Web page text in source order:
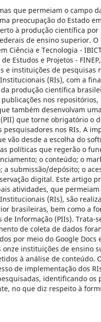
que permeiam o campo
preocupação do Estado
à produção científica
de ensino superior.
Ciência e Tecnologia -
Estudos e Projetos -
e instituições de pesquisas
(RIs), com a
produção científica
nos repositórios,
também desenvolvam
que torne obrigatório o
pesquisadores nos RIs. A
vão desde a escolha do
políticas que regerão o
o conteúdo; o
a submissão/depósito; o
digital. Este artigo
atividades, que
(RIs), são
brasileiras, bem como a
de Informação (PIIs). Trata-
de coleta de dados
por meio do Google Docs
onze instituições de ensino
à análise de conteúdo.
de implementação dos
identificando os
no que diz respeito à